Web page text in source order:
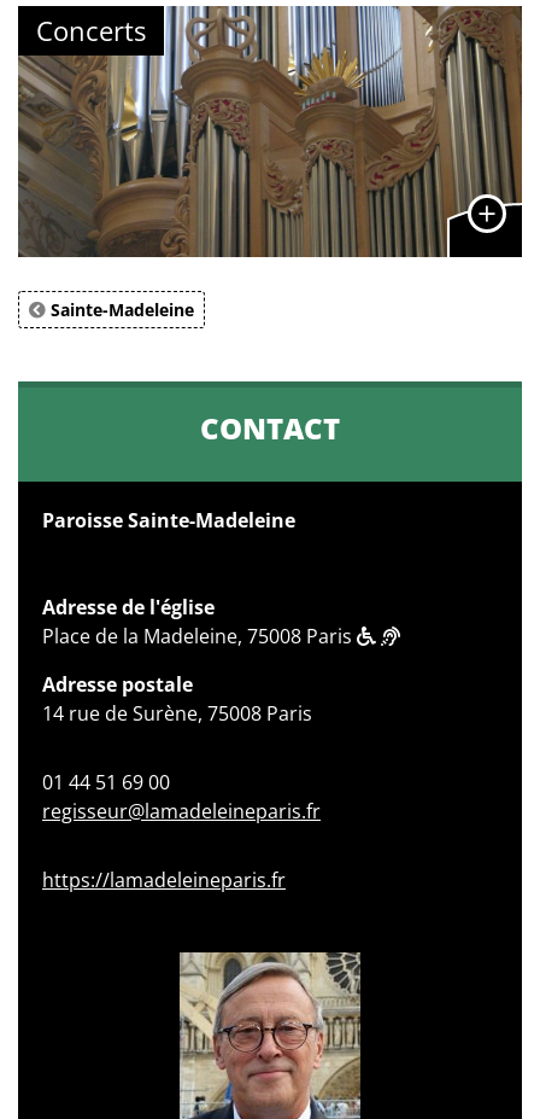
Concerts
Sainte-Madeleine
CONTACT
Paroisse Sainte-Madeleine
Adresse de l'église
Place de la Madeleine, 75008 Paris
Adresse postale
14 rue de Surène, 75008 Paris
01 44 51 69 00
regisseur@lamadeleineparis.fr
https://lamadeleineparis.fr